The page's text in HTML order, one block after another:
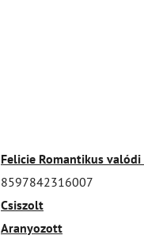
Felicie Romantikus
8597842316007
Csiszolt
Aranyozott